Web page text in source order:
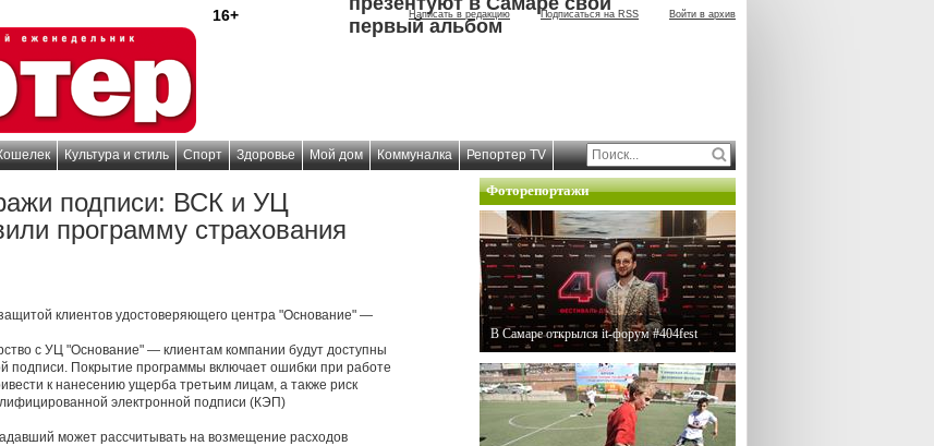
16+ Написать в редакцию Подписаться на RSS Войти в архив
первый альбом
Культура и стиль Спорт Здоровье Мой дом Коммуналка Репортер TV
подписи: ВСК и УЦ
программу страхования
клиентов удостоверяющего центра "Основание" —
с УЦ "Основание" — клиентам компании будут доступны
подписи. Покрытие программы включает ошибки при работе
к нанесению ущерба третьим лицам, а также риск
электронной подписи (КЭП)
может рассчитывать на возмещение расходов
Фоторепортажи
В Самаре открылся it-форум #404fest